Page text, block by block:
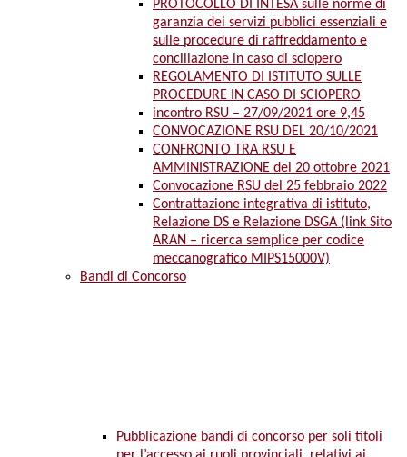
PROTOCOLLO DI INTESA sulle norme di
garanzia dei servizi pubblici essenziali e
sulle procedure di raffreddamento e
conciliazione in caso di sciopero
REGOLAMENTO DI ISTITUTO SULLE
PROCEDURE IN CASO DI SCIOPERO
incontro RSU – 27/09/2021 ore 9,45
CONVOCAZIONE RSU DEL 20/10/2021
CONFRONTO TRA RSU E
AMMINISTRAZIONE del 20 ottobre 2021
Convocazione RSU del 25 febbraio 2022
Contrattazione integrativa di istituto,
Relazione DS e Relazione DSGA (link Sito
ARAN – ricerca semplice per codice
meccanografico MIPS15000V)
Bandi di Concorso
Pubblicazione bandi di concorso per soli titoli